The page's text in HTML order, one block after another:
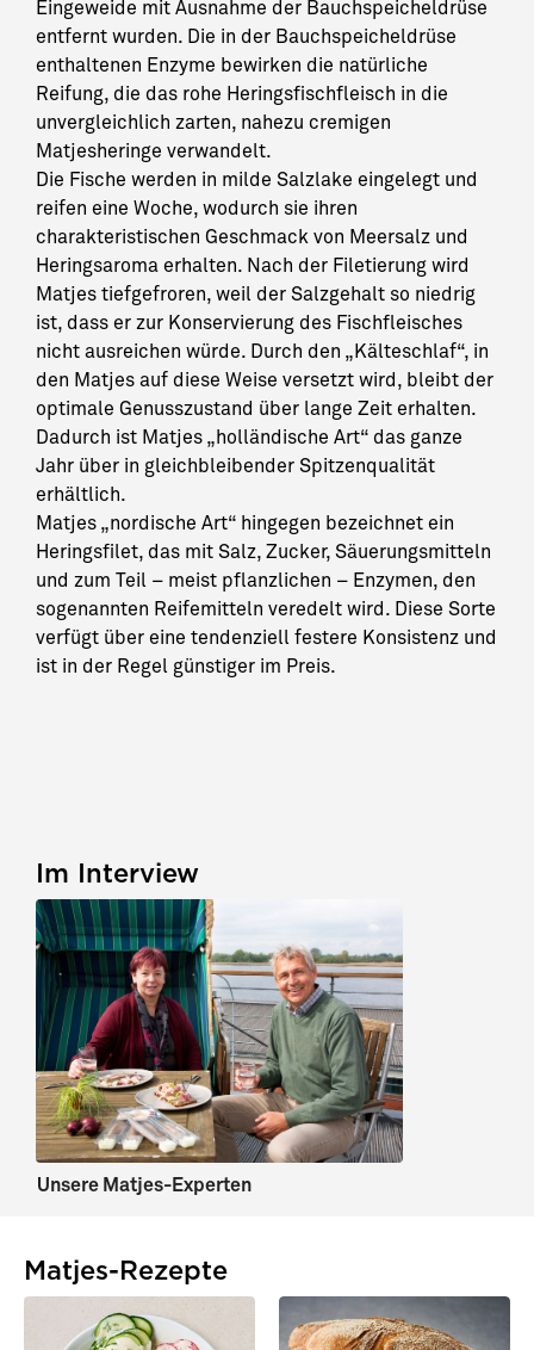
Eingeweide mit Ausnahme der Bauchspeicheldrüse
entfernt wurden. Die in der Bauchspeicheldrüse
enthaltenen Enzyme bewirken die natürliche
Reifung, die das rohe Heringsfischfleisch in die
unvergleichlich zarten, nahezu cremigen
Matjesheringe verwandelt.
Die Fische werden in milde Salzlake eingelegt und
reifen eine Woche, wodurch sie ihren
charakteristischen Geschmack von Meersalz und
Heringsaroma erhalten. Nach der Filetierung wird
Matjes tiefgefroren, weil der Salzgehalt so niedrig
ist, dass er zur Konservierung des Fischfleisches
nicht ausreichen würde. Durch den „Kälteschlaf“, in
den Matjes auf diese Weise versetzt wird, bleibt der
optimale Genusszustand über lange Zeit erhalten.
Dadurch ist Matjes „holländische Art“ das ganze
Jahr über in gleichbleibender Spitzenqualität
erhältlich.
Matjes „nordische Art“ hingegen bezeichnet ein
Heringsfilet, das mit Salz, Zucker, Säuerungsmitteln
und zum Teil – meist pflanzlichen – Enzymen, den
sogenannten Reifemitteln veredelt wird. Diese Sorte
verfügt über eine tendenziell festere Konsistenz und
ist in der Regel günstiger im Preis.
Im Interview
Unsere Matjes-Experten
Matjes-Rezepte